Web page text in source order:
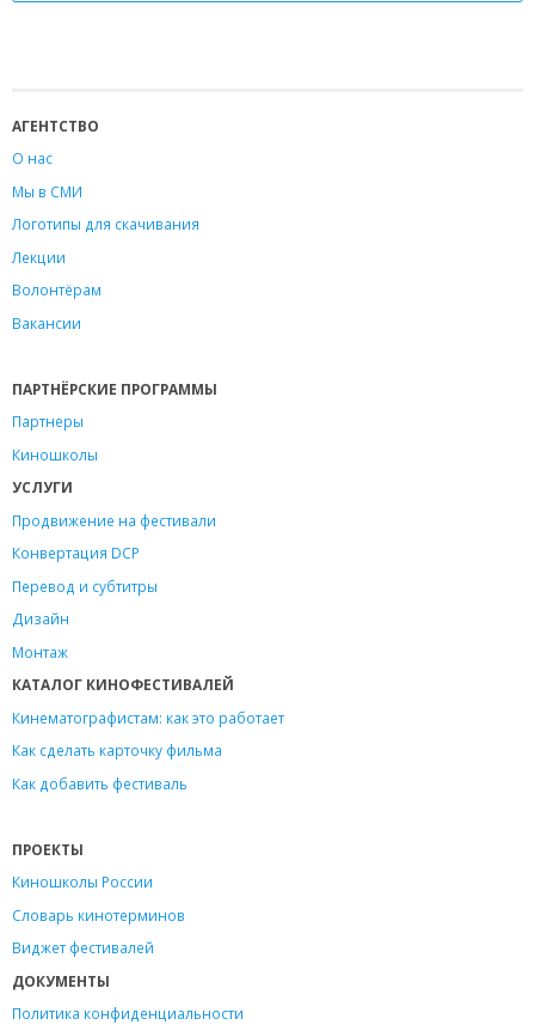
АГЕНТСТВО
О нас
Мы в СМИ
Логотипы для скачивания
Лекции
Волонтёрам
Вакансии
ПАРТНЁРСКИЕ ПРОГРАММЫ
Партнеры
Киношколы
УСЛУГИ
Продвижение на фестивали
Конвертация DCP
Перевод и субтитры
Дизайн
Монтаж
КАТАЛОГ КИНОФЕСТИВАЛЕЙ
Кинематографистам: как это работает
Как сделать карточку фильма
Как добавить фестиваль
ПРОЕКТЫ
Киношколы России
Словарь кинотерминов
Виджет фестивалей
ДОКУМЕНТЫ
Политика конфиденциальности